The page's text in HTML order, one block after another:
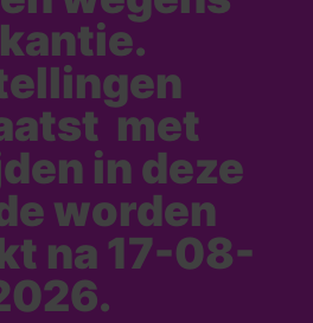
met
in deze
worden
na 17-08-